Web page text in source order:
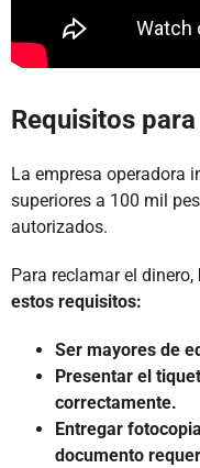
Requisitos
La empresa operadora
superiores a 100 mil
autorizados.
Para reclamar el dinero,
estos requisitos:
Ser mayores de
Presentar el
correctamente.
Entregar
documento